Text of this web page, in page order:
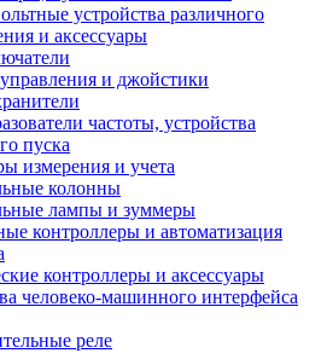
устройства различного
и аксессуары
и джойстики
частоты, устройства
пуска
измерения и учета
колонны
лампы и зуммеры
контроллеры и автоматизация
контроллеры и аксессуары
человеко-машинного интерфейса
реле